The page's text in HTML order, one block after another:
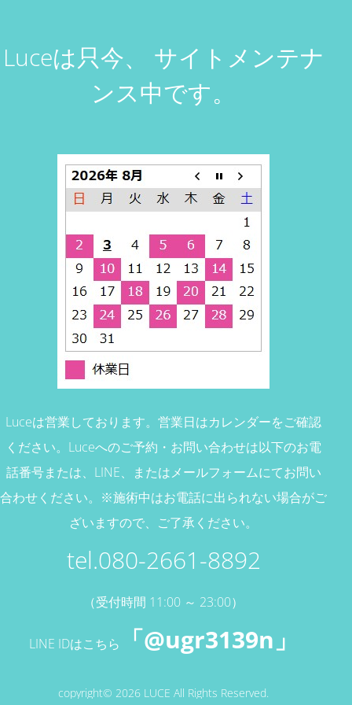
Luceは只今、
サイトメンテナ
ンス中です。
Luceは営業しております。営業日はカレンダーをご確認
ください。 Luceへのご予約・お問い合わせは以下のお電
話番号または、 LINE、またはメールフォームにてお問い
合わせください。 ※施術中はお電話に出られない場合がご
ざいますので、ご了承ください。
tel.080-2661-8892
（受付時間 11:00 ～ 23:00）
LINE IDはこちら 「@ugr3139n」
copyright© 2026 LUCE All Rights Reserved.